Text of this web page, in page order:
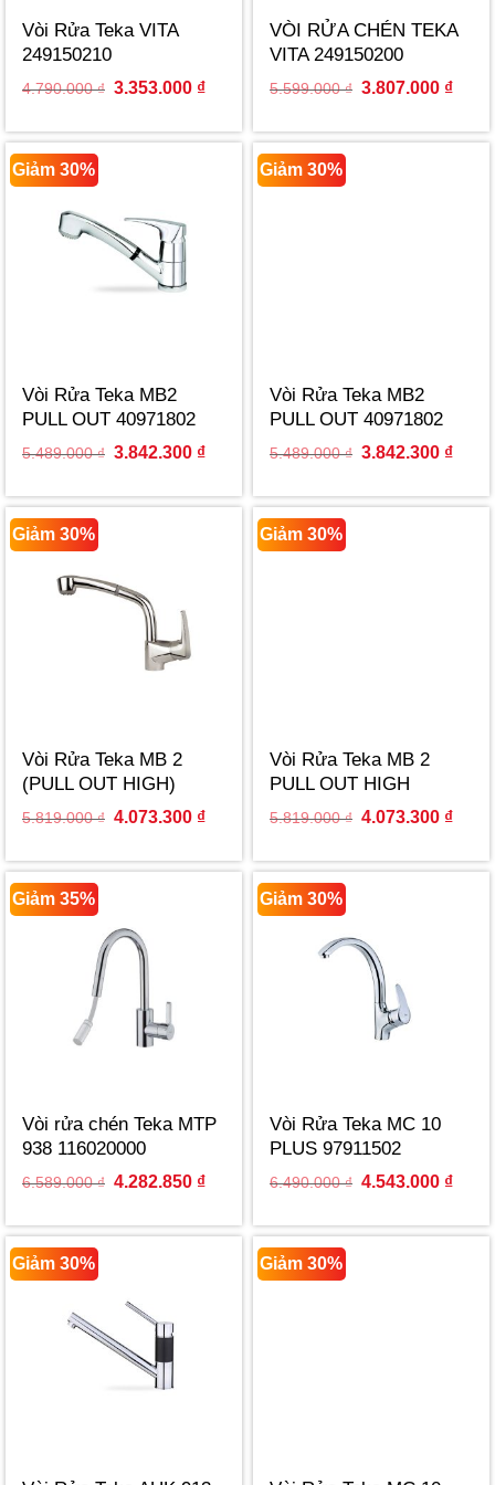
Vòi Rửa Teka VITA
249150210
4.790.000₫ Original
4.790.000 ₫.
3.353.000 ₫Current
3.353.000 ₫.
VÒI RỬA CHÉN TEKA
VITA 249150200
5.599.000₫ Original
5.599.000 ₫.
3.807.000 ₫
Giảm 30%
Vòi Rửa Teka MB2
PULL OUT 40971802
5.489.000₫ Original
5.489.000 ₫.
3.842.300 ₫Current
3.842.300 ₫.
Giảm 30%
Vòi Rửa Teka MB2
PULL OUT 40971802
5.489.000₫ Original
5.489.000 ₫.
3.842.300 ₫
Giảm 30%
Vòi Rửa Teka MB 2
(PULL OUT HIGH)
40931802
5.819.000₫ Original
5.819.000 ₫.
4.073.300 ₫Current
4.073.300 ₫.
Giảm 30%
Vòi Rửa Teka MB 2
PULL OUT HIGH
40931802
5.819.000₫ Original
5.819.000 ₫.
4.073.300 ₫
Giảm 35%
Vòi rửa chén Teka MTP
938 116020000
6.589.000₫ Original
6.589.000 ₫.
4.282.850 ₫Current
4.282.850 ₫.
Giảm 30%
Vòi Rửa Teka MC 10
PLUS 97911502
6.490.000₫ Original
6.490.000 ₫.
4.543.000 ₫
Giảm 30% Giảm 30%